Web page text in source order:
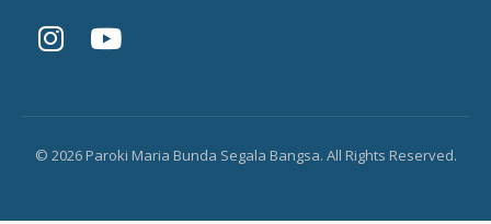
© 2026Paroki Maria Bunda Segala Bangsa. All Rights Reserved.